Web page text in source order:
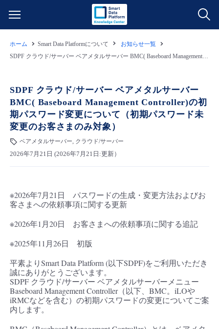
クラウド/サーバー
ネットワーク
管理機能
すべてのメニューを見る
データ利活用
クラウド/サーバー
ネットワーク
サポート
管理機能
すべてのメニューを見る
料金情報
料金シミュレーター
データ利活用
IoT
モニタリング/監査
サポート
■ 管理機能
■ セットアップガイド
- 初期設定・確認
- ユーザー機能の管理
- データと分析
- IoT
- マルチクラウド利用
- リモートワーク
故障/メンテナンス情報
故障/メンテナンス履歴
メンテナンス予定
定期メンテナンス
パートナー
販売パートナー向けプログラム
協業パートナー
トレーニング/操作動画
脱炭素化
ホーム Smart Data Platformについて
お知らせ一覧
SDPF クラウド/サーバー ベアメタルサーバー BMC( Baseboard Management Controller)の初期パスワード変更について（初期パスワード未変更のお客さまのみ対象）
SDPF クラウド/サーバー ベアメタルサーバー
BMC( Baseboard Management Controller)の初
期パスワード変更について（初期パスワード未
変更のお客さまのみ対象）
ベアメタルサーバー, クラウド/サーバー
2026年7月21日 (2026年7月21日:更新）
※2026年7月21日 パスワードの生成・変更方法およびお
客さまへの依頼事項に関する更新
※2026年1月20日 お客さまへの依頼事項に関する追記
※2025年11月26日 初版
平素よりSmart Data Platform (以下SDPF)をご利用いただき
誠にありがとうございます。
SDPF クラウド/サーバー ベアメタルサーバーメニュー
Baseboard Management Controller（以下、BMC。iLOや
iRMCなどを含む）の初期パスワードの変更についてご案
内します。